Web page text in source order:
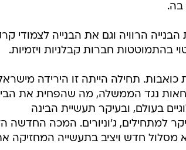
בה.
הרוויה וגם את הבנייה לצמודי
בהתמוטטות חברות קבלניות ויזמיות.
תחילה הייתה זו הירידה
נגד הממשלה, מה שהפחית את
בעולם, ובעיקר תעשיית הבינה
למתחילים, ג'וניורים. המכה החדשה
מסלול חדש ויציב בתעשייה המחזיקה